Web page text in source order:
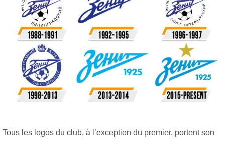
Tous les logos du club, à l’exception du premier, portent son